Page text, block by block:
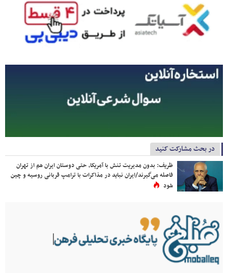
در بحث مشارکت کنید
ظریف: بدون مدیریت تنش با آمریکا، حتی دوستان ایران هم از تهران
فاصله می‌گیرند/ایران نباید در مذاکرات با ترامپ قربانی روسیه و چین
شود